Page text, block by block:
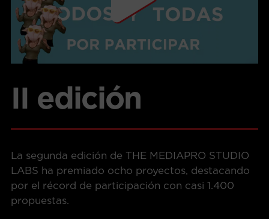
II edición
La segunda edición de THE MEDIAPRO STUDIO
LABS ha premiado ocho proyectos, destacando
por el récord de participación con casi 1.400
propuestas.